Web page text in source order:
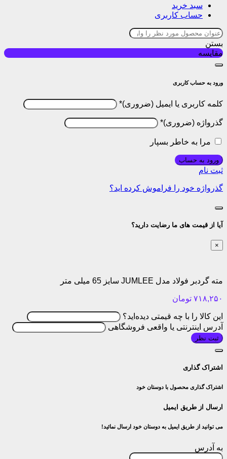
سبد خرید
حساب کاربری
بستن
مقایسه
ورود به حساب کاربری
کلمه کاربری یا ایمیل *
گذرواژه *
مرا به خاطر بسپار
ورود به حساب
ثبت نام
گذرواژه خود را فراموش کرده اید؟
آیا از قیمت های ما رضایت دارید؟
×
مته گردبر فولاد مدل JUMLEE سایز 65 میلی متر
۷۱۸,۲۵۰ تومان
این کالا را با چه قیمتی دیده‌اید؟
آدرس اینترنتی یا واقعی فروشگاهی
ثبت نظر
اشتراک گذاری
اشتراک گذاری محصول با دوستان خود
ارسال از طریق ایمیل
می توانید از طریق ایمیل به دوستان خود ارسال نمائید!
به آدرس